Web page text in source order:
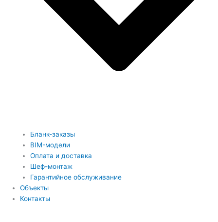
Бланк-заказы
BIM-модели
Оплата и доставка
Шеф-монтаж
Гарантийное обслуживание
Объекты
Контакты